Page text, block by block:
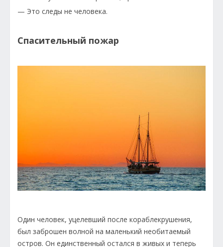
— Это следы не человека.
Спасительный пожар
Один человек, уцелевший после кораблекрушения,
был заброшен волной на маленький необитаемый
остров. Он единственный остался в живых и теперь